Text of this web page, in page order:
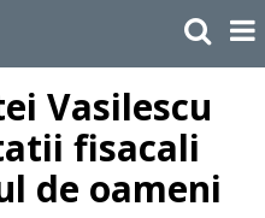
Vasilescu
fisacali
de oameni